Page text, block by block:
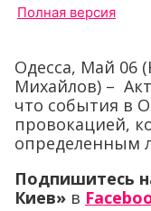
Полная версия
Одесса, Май 06
Михайлов) –
что события в
провокацией,
определенным
Подпишитесь
Киев» в